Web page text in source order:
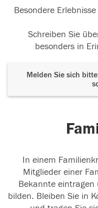
Besondere
Schreiben Sie
besonders in
Melden Sie sich
In einem
Mitglieder einer
Bekannte eintragen
bilden. Bleiben Sie in